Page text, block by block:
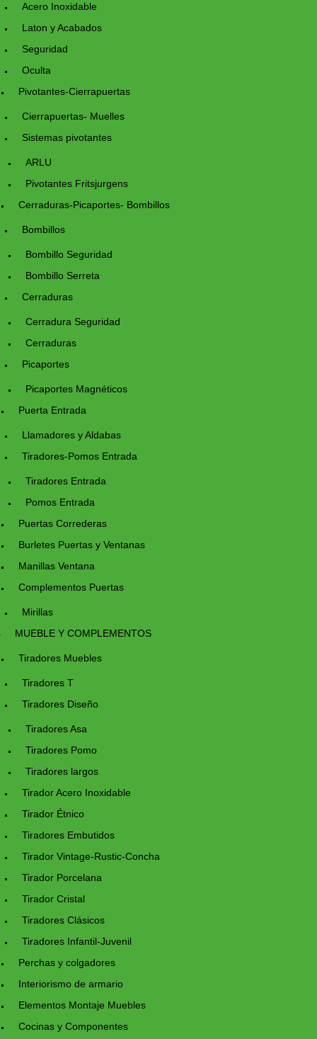
Acero Inoxidable
Laton y Acabados
Seguridad
Oculta
Pivotantes-Cierrapuertas
Cierrapuertas- Muelles
Sistemas pivotantes
ARLU
Pivotantes Fritsjurgens
Cerraduras-Picaportes- Bombillos
Bombillos
Bombillo Seguridad
Bombillo Serreta
Cerraduras
Cerradura Seguridad
Cerraduras
Picaportes
Picaportes Magnéticos
Puerta Entrada
Llamadores y Aldabas
Tiradores-Pomos Entrada
Tiradores Entrada
Pomos Entrada
Puertas Correderas
Burletes Puertas y Ventanas
Manillas Ventana
Complementos Puertas
Mirillas
MUEBLE Y COMPLEMENTOS
Tiradores Muebles
Tiradores T
Tiradores Diseño
Tiradores Asa
Tiradores Pomo
Tiradores largos
Tirador Acero Inoxidable
Tirador Étnico
Tiradores Embutidos
Tirador Vintage-Rustic-Concha
Tirador Porcelana
Tirador Cristal
Tiradores Clásicos
Tiradores Infantil-Juvenil
Perchas y colgadores
Interiorismo de armario
Elementos Montaje Muebles
Cocinas y Componentes